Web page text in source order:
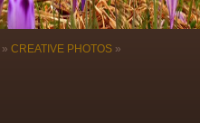
» CREATIVE PHOTOS »